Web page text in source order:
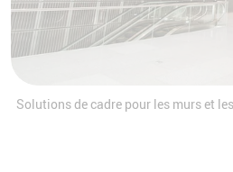
Solutions de cadre pour les murs et